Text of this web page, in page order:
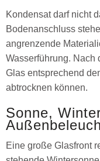
Kondensat darf nicht
Bodenanschluss
angrenzende
Wasserführung. Nach
Glas entsprechend
abtrocknen können.
Sonne,
Eine große Glasfront